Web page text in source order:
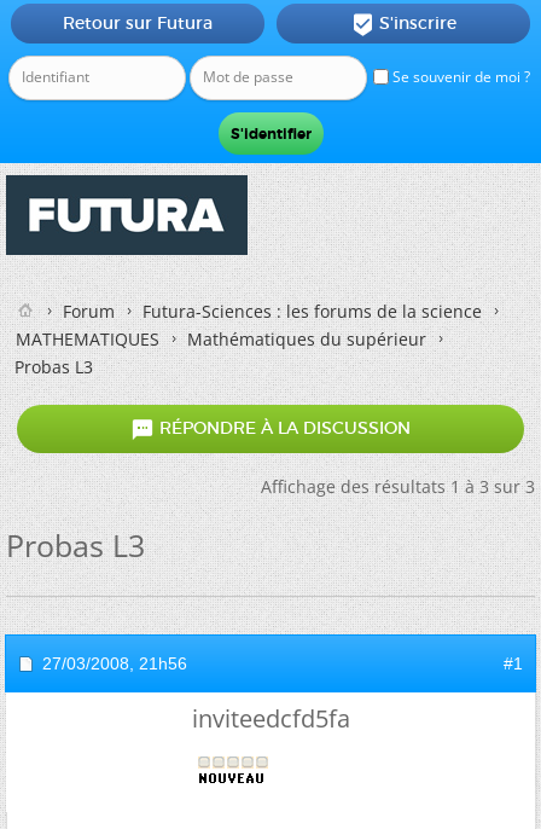
Se souvenir de moi ?
Retour sur Futura  S'inscrire
Forum
Futura-Sciences : les forums de la science
MATHEMATIQUES
Mathématiques du supérieur
Probas L3
 RÉPONDRE À LA DISCUSSION
Affichage des résultats 1 à 3 sur 3
Probas L3
27/03/2008, 21h56 #1
inviteedcfd5fa